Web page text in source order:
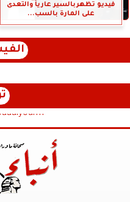
فيديو تظهربالسير عارياً والتعدى
على المارة بالسب...